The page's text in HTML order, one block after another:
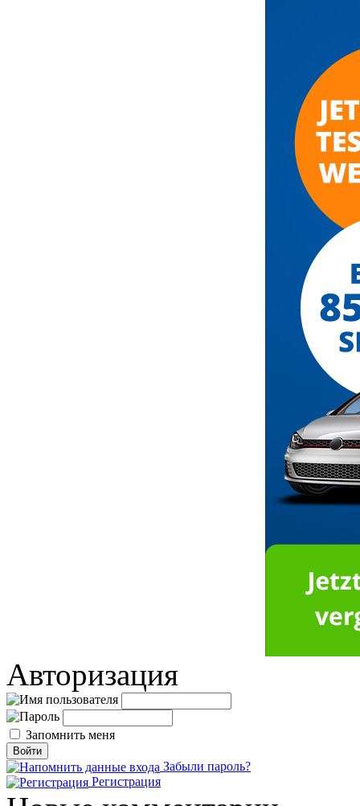
Авторизация
Запомнить меня
Забыли пароль?
Регистрация